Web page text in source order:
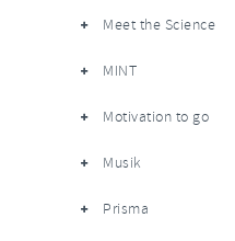
Meet the Science
MINT
Motivation to go
Musik
Prisma